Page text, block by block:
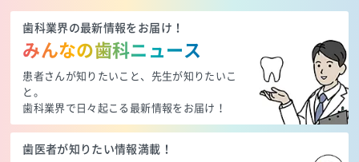
歯科業界の最新情報をお届け！
みんなの歯科ニュース
患者さんが知りたいこと、先生が知りたいこ
と。
歯科業界で日々起こる最新情報をお届け！
歯医者が知りたい情報満載！